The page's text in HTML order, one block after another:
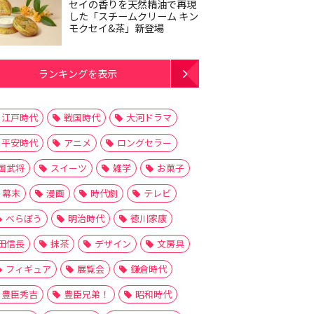
セイの香りを天然精油で再現
した「スチームクリーム キン
モクセイ&茶」新登場
ランキングを表示
江戸時代 戦国時代
大河ドラマ
平安時代
アニメ
ロングセラー
武将
スイーツ 雑学
お菓子
幕末
漫画 時代劇
テレビ
べらぼう
明治時代
徳川家康
信長
抹茶 デザイン
文房具
フィギュア
展覧会
鎌倉時代
豊臣秀吉
豊臣兄弟！
昭和時代